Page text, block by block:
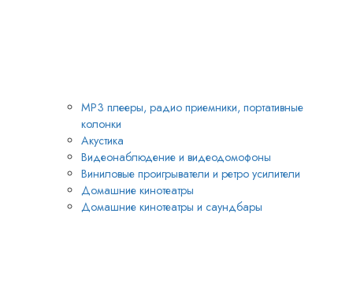
MP3 плееры, радио приемники, портативные
колонки
Акустика
Видеонаблюдение и видеодомофоны
Виниловые проигрыватели и ретро усилители
Домашние кинотеатры
Домашние кинотеатры и саундбары